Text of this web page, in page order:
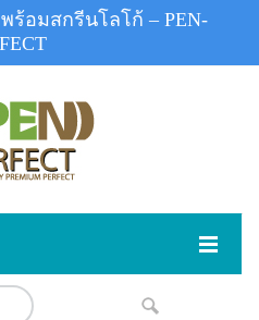
ร้อมสกรีนโลโก้ – PEN-